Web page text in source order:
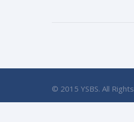
© 2015 YSBS. All